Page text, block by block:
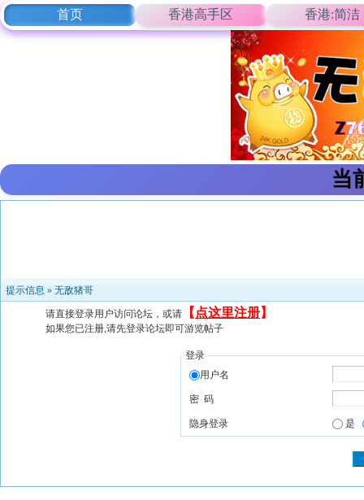
首页 香港高手区 香港:简洁
当
提示信息 » 无敌猪哥
请直接登录用户访问论坛，或请 【 点这里注册】
如果您已注册,请先登录论坛即可游览帖子
登录
用户名
密 码
隐身登录 是